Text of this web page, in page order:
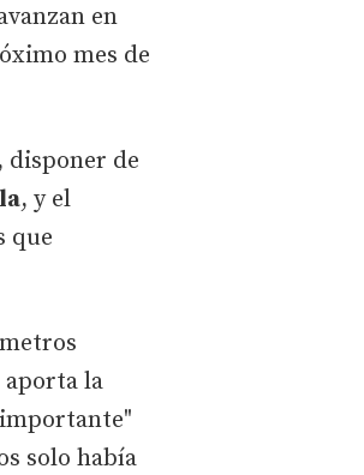
en
mes de
disponer de
, y el
que
aporta la
solo había